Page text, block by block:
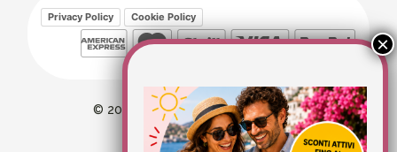
Privacy Policy Cookie Policy
© 2026 Wellvit All Rights Reserved
Credits:Aries comunica